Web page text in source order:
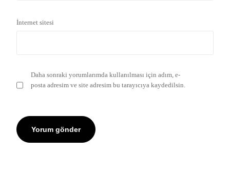
İnternet sitesi
Daha sonraki yorumlarımda kullanılması için adım, e-
posta adresim ve site adresim bu tarayıcıya kaydedilsin.